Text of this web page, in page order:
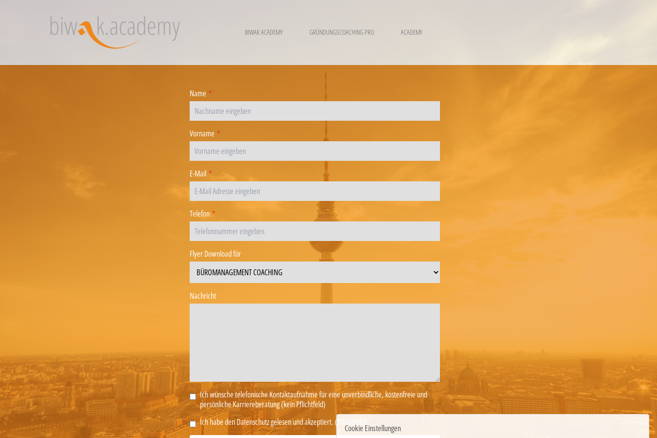
BIWAK ACADEMY GRÜNDUNGSCOACHING PRO ACADEMY
Name *
Vorname *
E-Mail *
Telefon *
Flyer Download für
Nachricht
Ich wünsche telefonische Kontaktaufnahme für eine unverbindliche, kostenfreie und
persönliche Karriereberatung (kein Pflichtfeld)
Ich habe den Datenschutz gelesen und akzeptiert. (Pflichtfeld)
Cookie Einstellungen